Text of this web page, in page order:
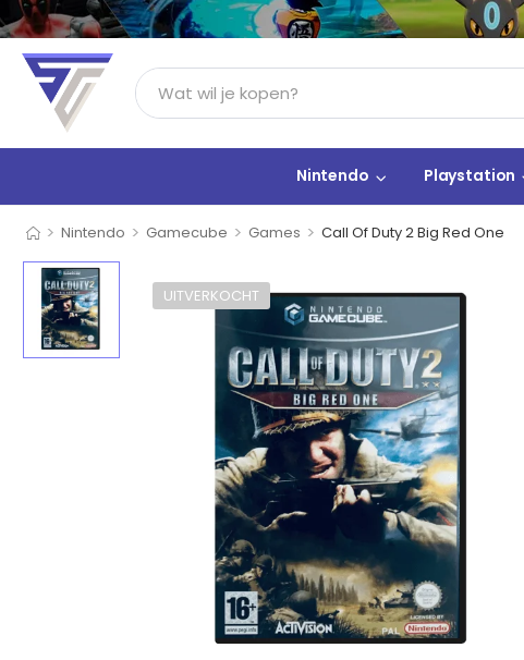
Nintendo Playstation
> Nintendo > Gamecube > Games > Call Of Duty 2 Big Red One
UITVERKOCHT